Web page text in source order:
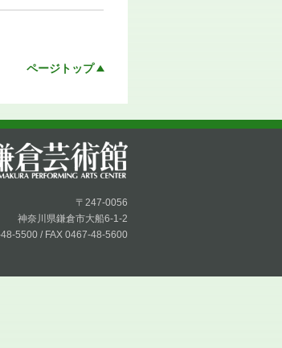
ページトップ
〒247-0056
神奈川県鎌倉市大船6-1-2
5500 / FAX 0467-48-5600